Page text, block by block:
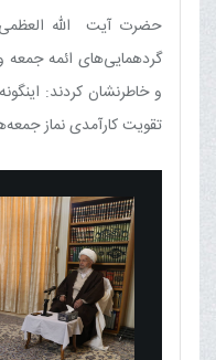
حضرت آیت اللّه
گردهمایی‌های ائمه جمعه
و خاطرنشان کردند:
تقویت کارآمدی نماز